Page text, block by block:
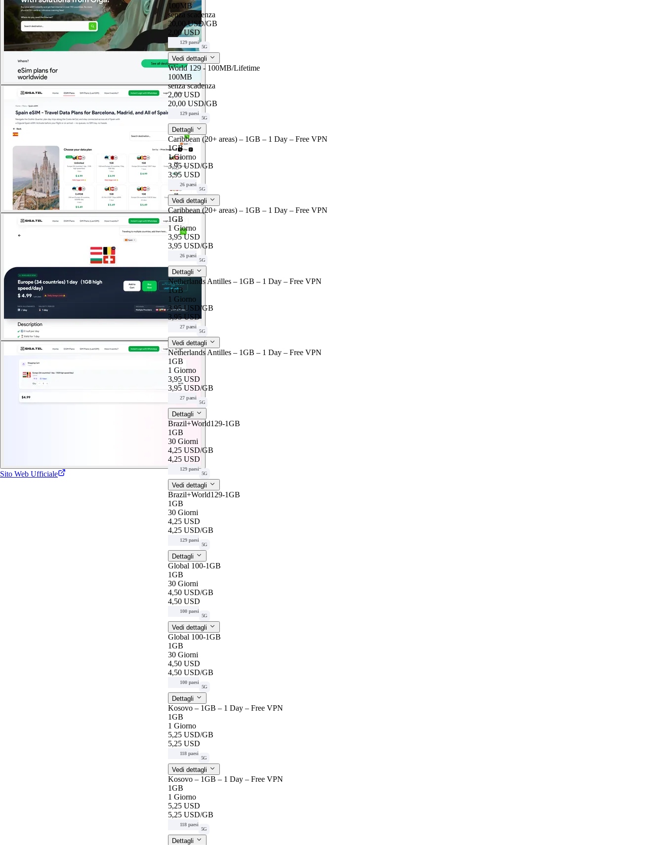
Sito Web Ufficiale
100MB
senza scadenza
20,00 USD/GB
2,00 USD
129 paesi
5G
Vedi dettagli
World 129 - 100MB/Lifetime
100MB
senza scadenza
2,00 USD
20,00 USD/GB
129 paesi
5G
Dettagli
Caribbean (20+ areas) – 1GB – 1 Day – Free VPN
1GB
1 Giorno
3,95 USD/GB
3,95 USD
26 paesi
5G
Vedi dettagli
Caribbean (20+ areas) – 1GB – 1 Day – Free VPN
1GB
1 Giorno
3,95 USD
3,95 USD/GB
26 paesi
5G
Dettagli
Netherlands Antilles – 1GB – 1 Day – Free VPN
1GB
1 Giorno
3,95 USD/GB
3,95 USD
27 paesi
5G
Vedi dettagli
Netherlands Antilles – 1GB – 1 Day – Free VPN
1GB
1 Giorno
3,95 USD
3,95 USD/GB
27 paesi
5G
Dettagli
Brazil+World129-1GB
1GB
30 Giorni
4,25 USD/GB
4,25 USD
129 paesi
5G
Vedi dettagli
Brazil+World129-1GB
1GB
30 Giorni
4,25 USD
4,25 USD/GB
129 paesi
5G
Dettagli
Global 100-1GB
1GB
30 Giorni
4,50 USD/GB
4,50 USD
100 paesi
5G
Vedi dettagli
Global 100-1GB
1GB
30 Giorni
4,50 USD
4,50 USD/GB
100 paesi
5G
Dettagli
Kosovo – 1GB – 1 Day – Free VPN
1GB
1 Giorno
5,25 USD/GB
5,25 USD
118 paesi
5G
Vedi dettagli
Kosovo – 1GB – 1 Day – Free VPN
1GB
1 Giorno
5,25 USD
5,25 USD/GB
118 paesi
5G
Dettagli